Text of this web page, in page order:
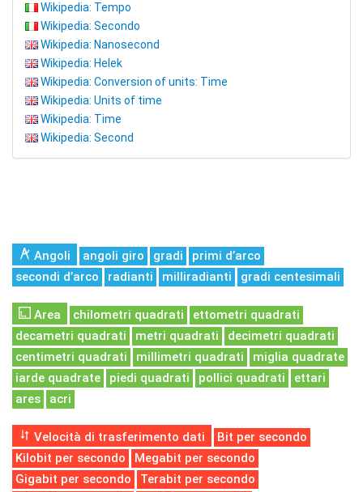
Wikipedia: Tempo
Wikipedia: Secondo
Wikipedia: Nanosecond
Wikipedia: Helek
Wikipedia: Conversion of units: Time
Wikipedia: Units of time
Wikipedia: Time
Wikipedia: Second
Angoli angoli giro gradi
primi d’arco
secondi d’arco
radianti milliradianti gradi centesimali
Area chilometri quadrati
ettometri quadrati
decametri quadrati
metri quadrati
decimetri quadrati
centimetri quadrati
millimetri quadrati
miglia quadrate
iarde quadrate
piedi quadrati pollici quadrati
ettari
ares
acri
Velocità di trasferimento dati
Bit per secondo
Kilobit per secondo
Megabit per secondo
Gigabit per secondo
Terabit per secondo